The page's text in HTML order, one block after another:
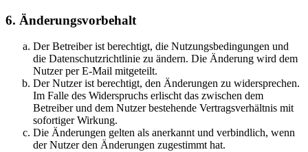
6. Änderungsvorbehalt
Der Betreiber ist berechtigt, die Nutzungsbedingungen und
die Datenschutzrichtlinie zu ändern. Die Änderung wird dem
Nutzer per E-Mail mitgeteilt.
Der Nutzer ist berechtigt, den Änderungen zu widersprechen.
Im Falle des Widerspruchs erlischt das zwischen dem
Betreiber und dem Nutzer bestehende Vertragsverhältnis mit
sofortiger Wirkung.
Die Änderungen gelten als anerkannt und verbindlich, wenn
der Nutzer den Änderungen zugestimmt hat.